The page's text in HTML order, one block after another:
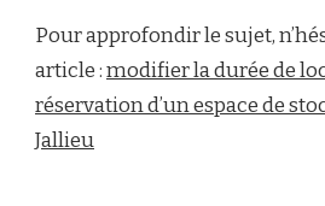
Pour approfondir le sujet,
article :modifier la durée de
réservation d’un espace de
Jallieu